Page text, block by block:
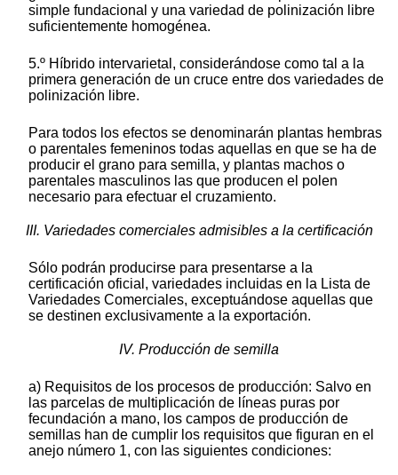
simple fundacional y una variedad de polinización libre
suficientemente homogénea.
5.º Híbrido intervarietal, considerándose como tal a la
primera generación de un cruce entre dos variedades de
polinización libre.
Para todos los efectos se denominarán plantas hembras
o parentales femeninos todas aquellas en que se ha de
producir el grano para semilla, y plantas machos o
parentales masculinos las que producen el polen
necesario para efectuar el cruzamiento.
III. Variedades comerciales admisibles a la certificación
Sólo podrán producirse para presentarse a la
certificación oficial, variedades incluidas en la Lista de
Variedades Comerciales, exceptuándose aquellas que
se destinen exclusivamente a la exportación.
IV. Producción de semilla
a) Requisitos de los procesos de producción: Salvo en
las parcelas de multiplicación de líneas puras por
fecundación a mano, los campos de producción de
semillas han de cumplir los requisitos que figuran en el
anejo número 1, con las siguientes condiciones: